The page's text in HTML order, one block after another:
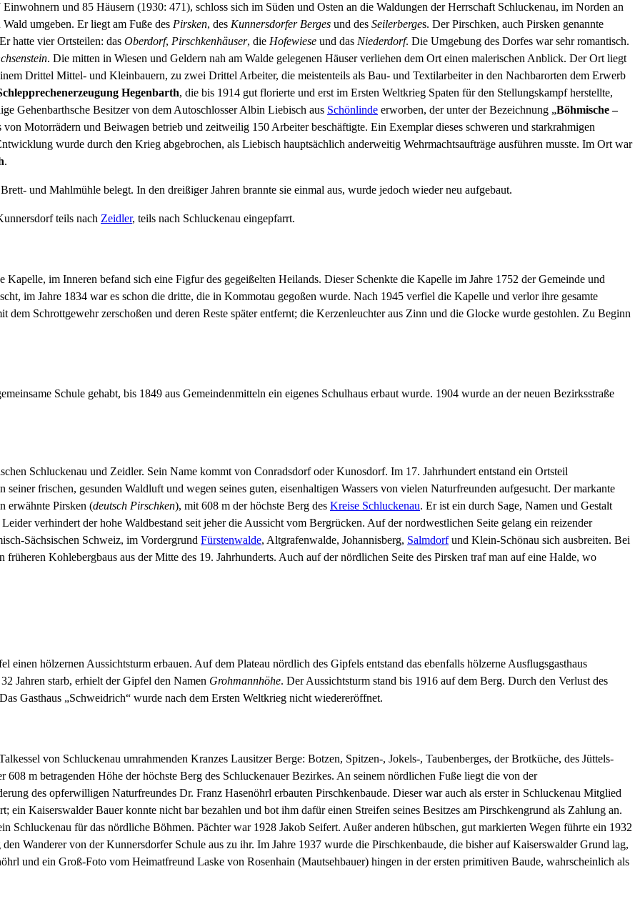
und 85 Häusern (1930: 471), schloss sich im Süden und Osten an die Waldungen der Herrschaft Schluckenau, im Norden an
umgeben. Er liegt am Fuße des Pirsken, des Kunnersdorfer Berges und des Seilerberges. Der Pirschken, auch Pirsken genannte
hatte vier Ortsteilen: das Oberdorf, Pirschkenhäuser, die Hofewiese und das Niederdorf. Die Umgebung des Dorfes war sehr romantisch.
. Die mitten in Wiesen und Geldern nah am Walde gelegenen Häuser verliehen dem Ort einen malerischen Anblick. Der Ort liegt
Drittel Mittel- und Kleinbauern, zu zwei Drittel Arbeiter, die meistenteils als Bau- und Textilarbeiter in den Nachbarorten dem Erwerb
Hegenbarth, die bis 1914 gut florierte und erst im Ersten Weltkrieg Spaten für den Stellungskampf herstellte,
Gehenbarthsche Besitzer von dem Autoschlosser Albin Liebisch aus Schönlinde erworben, der unter der Bezeichnung „Böhmische –
von Motorrädern und Beiwagen betrieb und zeitweilig 150 Arbeiter beschäftigte. Ein Exemplar dieses schweren und starkrahmigen
wurde durch den Krieg abgebrochen, als Liebisch hauptsächlich anderweitig Wehrmachtsaufträge ausführen musste. Im Ort war
.
und Mahlmühle belegt. In den dreißiger Jahren brannte sie einmal aus, wurde jedoch wieder neu aufgebaut.
teils nach Zeidler, teils nach Schluckenau eingepfarrt.
im Inneren befand sich eine Figfur des gegeißelten Heilands. Dieser Schenkte die Kapelle im Jahre 1752 der Gemeinde und
im Jahre 1834 war es schon die dritte, die in Kommotau gegoßen wurde. Nach 1945 verfiel die Kapelle und verlor ihre gesamte
Schrottgewehr zerschoßen und deren Reste später entfernt; die Kerzenleuchter aus Zinn und die Glocke wurde gestohlen. Zu Beginn
Schule gehabt, bis 1849 aus Gemeindenmitteln ein eigenes Schulhaus erbaut wurde. 1904 wurde an der neuen Bezirksstraße
Schluckenau und Zeidler. Sein Name kommt von Conradsdorf oder Kunosdorf. Im 17. Jahrhundert entstand ein Ortsteil
frischen, gesunden Waldluft und wegen seines guten, eisenhaltigen Wassers von vielen Naturfreunden aufgesucht. Der markante
erwähnte Pirsken (deutsch Pirschken), mit 608 m der höchste Berg des Kreise Schluckenau. Er ist ein durch Sage, Namen und Gestalt
verhindert der hohe Waldbestand seit jeher die Aussicht vom Bergrücken. Auf der nordwestlichen Seite gelang ein reizender
Sächsischen Schweiz, im Vordergrund Fürstenwalde, Altgrafenwalde, Johannisberg, Salmdorfund Klein-Schönau sich ausbreiten. Bei
früheren Kohlebergbaus aus der Mitte des 19. Jahrhunderts. Auch auf der nördlichen Seite des Pirsken traf man auf eine Halde, wo
hölzernen Aussichtsturm erbauen. Auf dem Plateau nördlich des Gipfels entstand das ebenfalls hölzerne Ausflugsgasthaus
Jahren starb, erhielt der Gipfel den Namen Grohmannhöhe. Der Aussichtsturm stand bis 1916 auf dem Berg. Durch den Verlust des
Gasthaus „Schweidrich“ wurde nach dem Ersten Weltkrieg nicht wiedereröffnet.
von Schluckenau umrahmenden Kranzes Lausitzer Berge: Botzen, Spitzen-, Jokels-, Taubenberges, der Brotküche, des Jüttels-
m betragenden Höhe der höchste Berg des Schluckenauer Bezirkes. An seinem nördlichen Fuße liegt die von der
des opferwilligen Naturfreundes Dr. Franz Hasenöhrl erbauten Pirschkenbaude. Dieser war auch als erster in Schluckenau Mitglied
ein Kaiserswalder Bauer konnte nicht bar bezahlen und bot ihm dafür einen Streifen seines Besitzes am Pirschkengrund als Zahlung an.
Schluckenau für das nördliche Böhmen. Pächter war 1928 Jakob Seifert. Außer anderen hübschen, gut markierten Wegen führte ein 1932
Wanderer von der Kunnersdorfer Schule aus zu ihr. Im Jahre 1937 wurde die Pirschkenbaude, die bisher auf Kaiserswalder Grund lag,
und ein Groß-Foto vom Heimatfreund Laske von Rosenhain (Mautsehbauer) hingen in der ersten primitiven Baude, wahrscheinlich als